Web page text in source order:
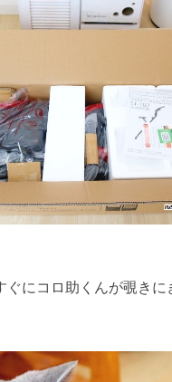
ぐにコロ助くんが覗きに